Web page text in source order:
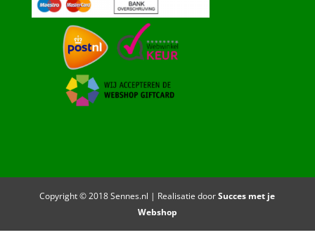
Copyright © 2018 Sennes.nl | Realisatie doorSucces met je
Webshop